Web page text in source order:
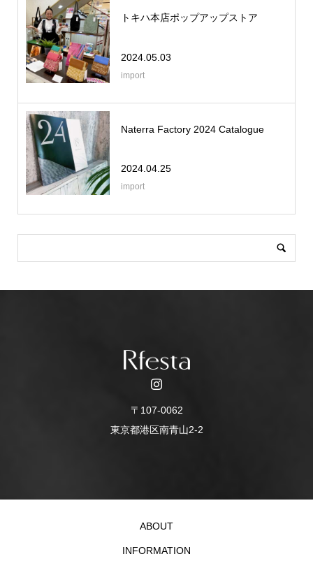
トキハ本店ポップアップストア
2024.05.03
import
Naterra Factory 2024 Catalogue
2024.04.25
import
〒107-0062
東京都港区南青山2-2
ABOUT
INFORMATION